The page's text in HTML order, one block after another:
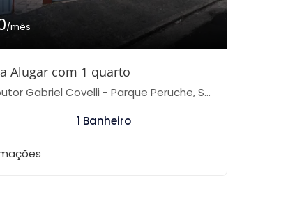
/mês
Alugar com 1 quarto
Gabriel Covelli - Parque Peruche, São Paulo-SP
1 Banheiro